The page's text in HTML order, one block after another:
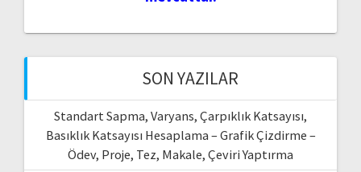
SON YAZILAR
Standart Sapma, Varyans, Çarpıklık Katsayısı,
Basıklık Katsayısı Hesaplama – Grafik Çizdirme –
Ödev, Proje, Tez, Makale, Çeviri Yaptırma